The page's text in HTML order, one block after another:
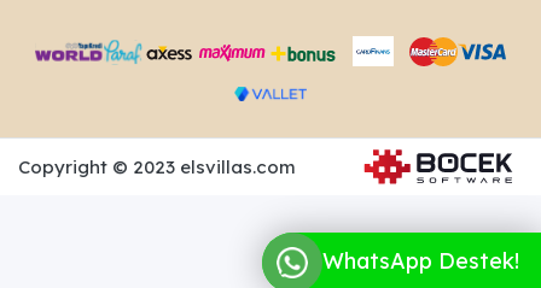
Copyright © 2023 elsvillas.com
WhatsApp Destek!